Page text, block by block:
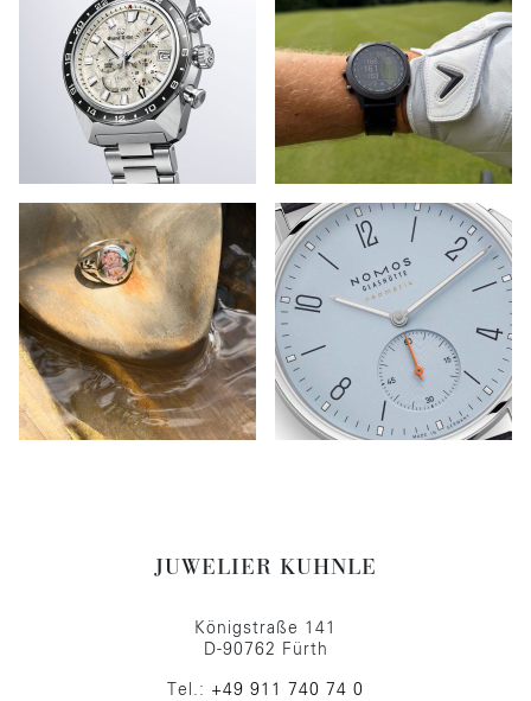
JUWELIER KUHNLE
Königstraße 141
D-90762 Fürth
Tel.: +49 911 740 74 0